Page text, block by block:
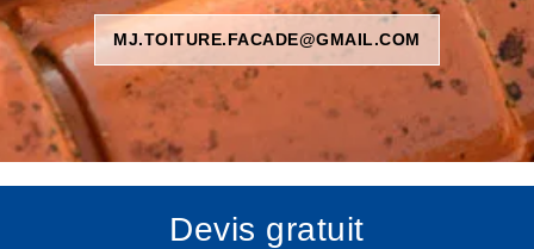
MJ.TOITURE.FACADE@GMAIL.COM
Devis gratuit